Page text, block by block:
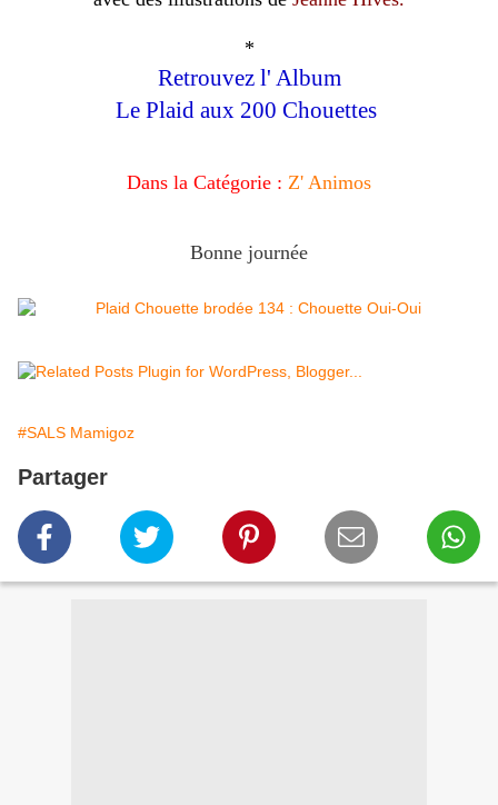
*
Retrouvez l' Album
Le Plaid aux 200 Chouettes
Dans la Catégorie : Z' Animos
Bonne journée
#SALS Mamigoz
Partager